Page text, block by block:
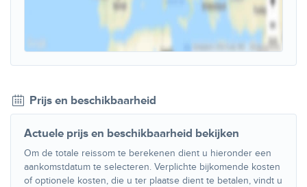
Prijs en beschikbaarheid
Actuele prijs en beschikbaarheid bekijken
Om de totale reissom te berekenen dient u hieronder een
aankomstdatum te selecteren. Verplichte bijkomende kosten
of optionele kosten, die u ter plaatse dient te betalen, vindt u